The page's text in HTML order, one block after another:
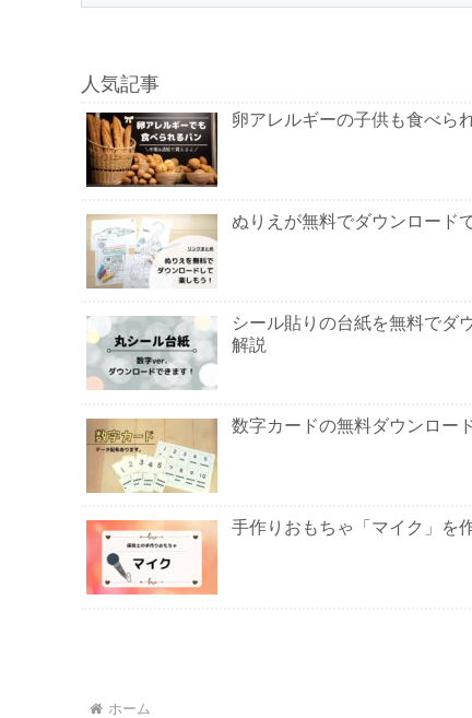
人気記事
卵アレルギーの子供も食べら
ぬりえが無料でダウンロード
シール貼りの台紙を無料でダ
解説
数字カードの無料ダウンロー
手作りおもちゃ「マイク」を
ホーム